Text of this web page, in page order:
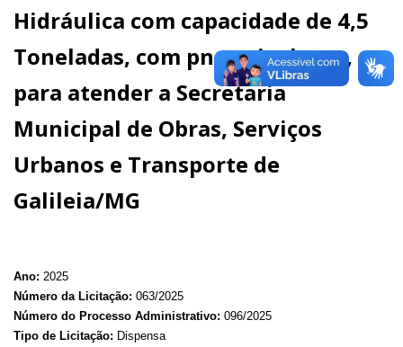
Hidráulica com capacidade de 4,5
Toneladas, com pneus inclusos,
para atender a Secretaria
Municipal de Obras, Serviços
Urbanos e Transporte de
Galileia/MG
Ano: 2025
Número da Licitação: 063/2025
Número do Processo Administrativo: 096/2025
Tipo de Licitação: Dispensa